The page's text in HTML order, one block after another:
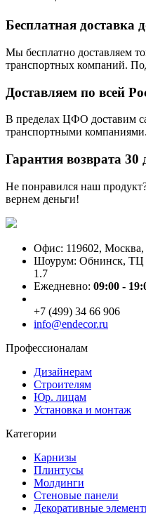
Бесплатная доставка
Мы бесплатно доставляем
транспортных компаний.
Доставляем по всей
В пределах ЦФО доставим
транспортными компаниями.
Гарантия возврата 30
Не понравился наш
вернем деньги!
Офис: 119602,
Шоурум: Обнинск, ТЦ
1.7
Ежедневно: 09:00 -
+7 (499) 34 66 906
info@endecor.ru
Профессионалам
Дизайнерам
Строителям
Юр. лицам
Установка и монтаж
Категории
Карнизы
Плинтусы
Молдинги
Стеновые панели
Декоративные